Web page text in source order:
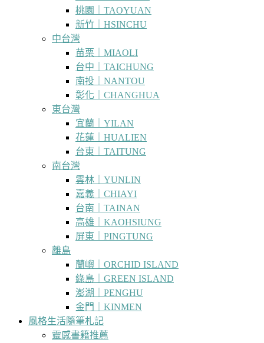
桃園｜TAOYUAN
新竹｜HSINCHU
中台灣
苗栗｜MIAOLI
台中｜TAICHUNG
南投｜NANTOU
彰化｜CHANGHUA
東台灣
宜蘭｜YILAN
花蓮｜HUALIEN
台東｜TAITUNG
南台灣
雲林｜YUNLIN
嘉義｜CHIAYI
台南｜TAINAN
高雄｜KAOHSIUNG
屏東｜PINGTUNG
離島
蘭嶼｜ORCHID ISLAND
綠島｜GREEN ISLAND
澎湖｜PENGHU
金門｜KINMEN
風格生活隨筆札記
靈感書籍推薦